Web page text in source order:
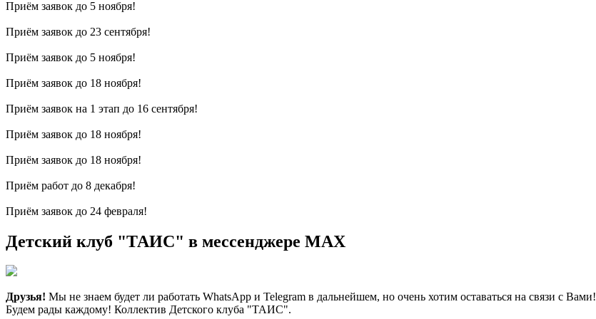
Приём заявок до 5 ноября!
Приём заявок до 23 сентября!
Приём заявок до 5 ноября!
Приём заявок до 18 ноября!
Приём заявок на 1 этап до 16 сентября!
Приём заявок до 18 ноября!
Приём заявок до 18 ноября!
Приём работ до 8 декабря!
Приём заявок до 24 февраля!
Детский клуб "ТАИС" в мессенджере MAX
Друзья! Мы не знаем будет ли работать WhatsApp и Telegram в дальнейшем, но очень хотим оставаться на связи с Вами!
Будем рады каждому! Коллектив Детского клуба "ТАИС".